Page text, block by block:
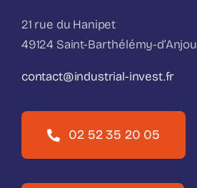
21 rue du Hanipet
49124 Saint-Barthélémy-d’Anjou
contact@industrial-invest.fr
02 52 35 20 05